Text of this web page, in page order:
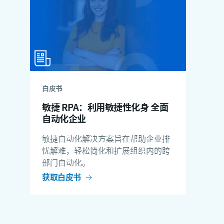
白皮书
敏捷 RPA：利用敏捷性化身 全面
自动化企业
敏捷自动化解决方案旨在帮助企业排
忧解难，轻松简化和扩展组织内的跨
部门自动化。
获取白皮书